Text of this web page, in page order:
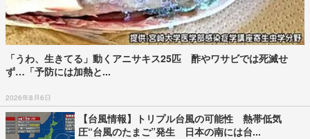
「うわ、生きてる」動くアニサキス25匹 酢やワサビでは死滅せ
ず…「予防には加熱と...
2026年8月6日
【台風情報】トリプル台風の可能性 熱帯低気
圧“台風のたまご”発生 日本の南には台...